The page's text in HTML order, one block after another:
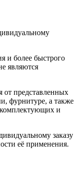
и более быстрого
являются
от представленных
фурнитуре, а также
и
заказу
её применения.